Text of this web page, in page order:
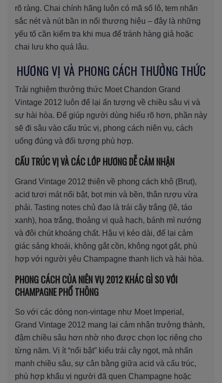
rõ ràng. Chai chính hãng luôn có mã số lô, tem nhãn
sắc nét và nút bần in nổi thương hiệu – đây là những
yếu tố cần kiểm tra khi mua để tránh hàng giả hoặc
chai lưu kho quá lâu.
HƯƠNG VỊ VÀ PHONG CÁCH THƯỞNG THỨC
Trải nghiệm thưởng thức Moet Chandon Grand
Vintage 2012 luôn để lại ấn tượng về chiều sâu vị và
sự hài hòa. Để giúp người dùng hiểu rõ hơn, phần này
sẽ đi sâu vào cấu trúc vị, phong cách niên vụ, cách
uống đúng và đối tượng phù hợp.
CẤU TRÚC VỊ VÀ CÁC LỚP HƯƠNG DỄ CẢM NHẬN
Grand Vintage 2012 thiên về phong cách khô (Brut),
acid tươi mát nổi bật, bọt mịn và bền, thân rượu vừa
phải. Tasting notes chủ đạo là trái cây trắng (lê, táo
xanh), hoa trắng, thoảng vị quả hạch, bánh mì nướng
và đôi chút khoáng chất. Hậu vị kéo dài, để lại cảm
giác sảng khoái, không gắt cồn, không ngọt gắt, phù
hợp với người yêu Champagne thanh lịch và hài hòa.
PHONG CÁCH CỦA NIÊN VỤ 2012 KHÁC GÌ SO VỚI
CHAMPAGNE PHỔ THÔNG
So với các dòng non-vintage như Moet Imperial,
Grand Vintage 2012 mang lại cảm nhận trưởng thành,
đậm chiều sâu hơn nhờ nho được chọn lọc riêng cho
từng năm. Vị ít “nổi bật” kiểu trái cây ngọt, mà nhấn
mạnh chiều sâu, sự cân bằng giữa acid và cấu trúc,
phù hợp khẩu vị người đã quen Champagne hoặc